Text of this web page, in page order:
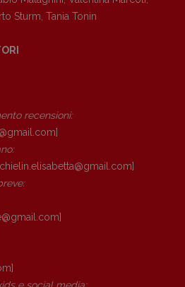
Sturm Tania Tonin
recensioni:
:
com]